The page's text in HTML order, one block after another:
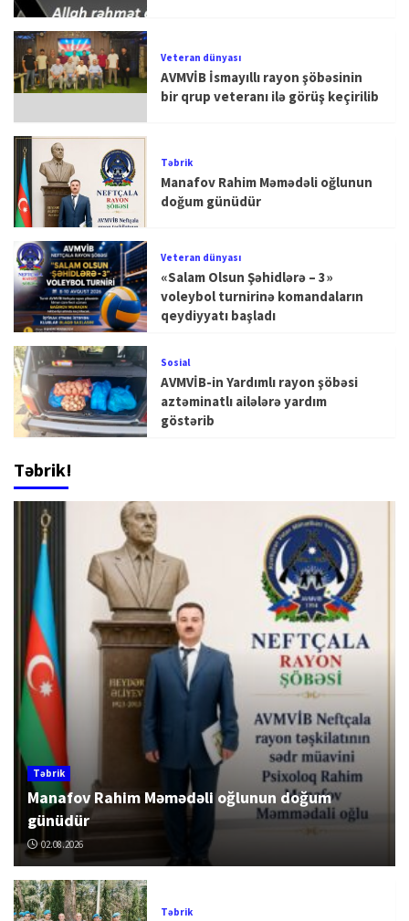
Veteran dünyası
AVMVİB İsmayıllı rayon şöbəsinin
bir qrup veteranı ilə görüş keçirilib
Təbrik
Manafov Rahim Məmədəli oğlunun
doğum günüdür
Veteran dünyası
«Salam Olsun Şəhidlərə – 3»
voleybol turnirinə komandaların
qeydiyyatı başladı
Sosial
AVMVİB-in Yardımlı rayon şöbəsi
aztəminatlı ailələrə yardım
göstərib
Təbrik!
Təbrik
Manafov Rahim Məmədəli oğlunun doğum
günüdür
02.08.2026
Təbrik